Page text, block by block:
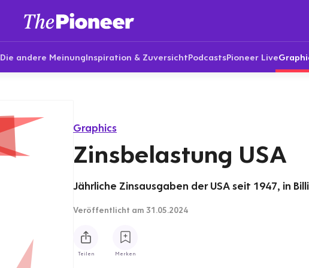
Die andere MeinungInspiration & ZuversichtPodcastsPioneer Live
Graphics
Zinsbelastung USA
Jährliche Zinsausgaben der USA seit 1947, in
Veröffentlicht am 31.05.2024
Teilen Merken